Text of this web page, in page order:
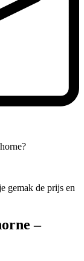
gemak de prijs en
–